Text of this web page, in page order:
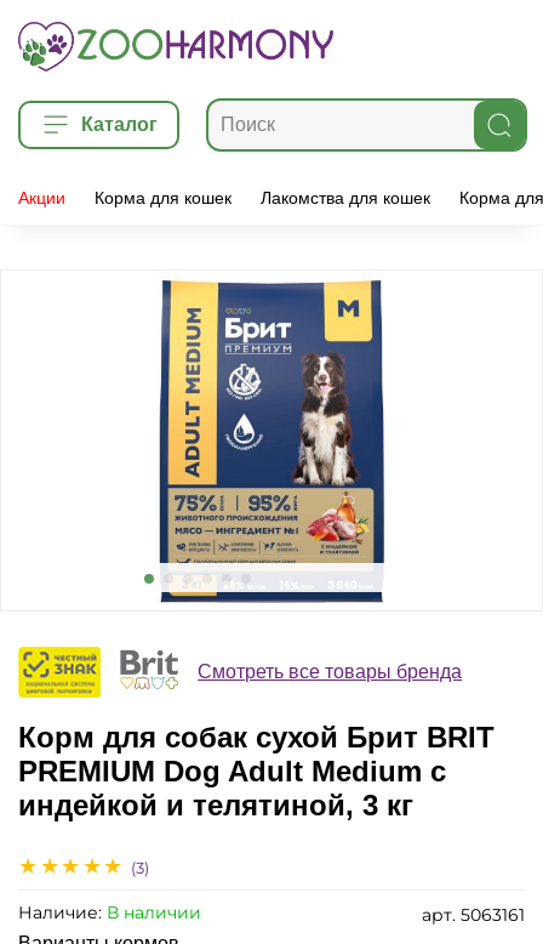
Каталог
Акции Корма для кошек Лакомства для кошек Корма
(3)
арт. 5063161
Наличие: В наличии
Смотреть все товары бренда
Корм для собак сухой Брит BRIT
PREMIUM Dog Adult Medium с
индейкой и телятиной, 3 кг